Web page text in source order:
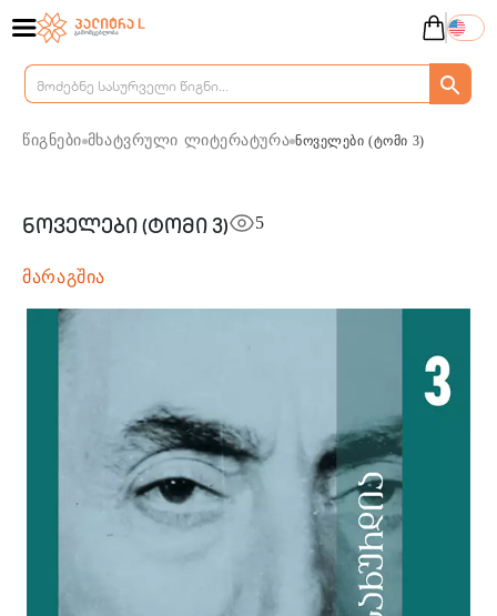
წიგნები მხატვრული ლიტერატურა ნოველები (ტომი 3)
ნოველები (ტომი 3) 5
მარაგშია